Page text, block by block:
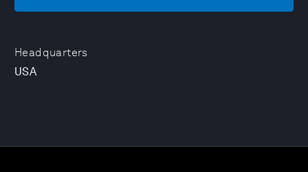
Headquarters
USA